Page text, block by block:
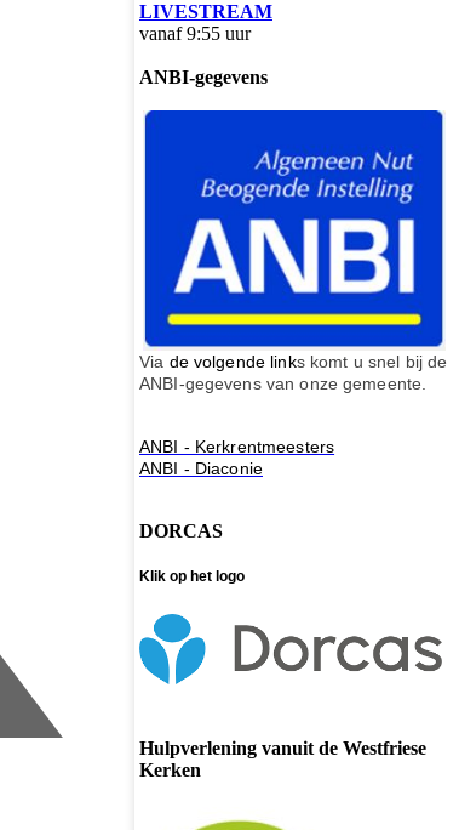
LIVESTREAM
vanaf 9:55 uur
ANBI-gegevens
Via de volgende links komt u snel bij de
ANBI-gegevens van onze gemeente.
ANBI - Kerkrentmeesters
ANBI - Diaconie
DORCAS
Klik op het logo
Hulpverlening vanuit de Westfriese
Kerken